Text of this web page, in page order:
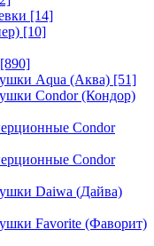
[14]
[10]
[890]
Aqua (Аква) [51]
Condor (Кондор)
Condor
Condor
Daiwa (Дайва)
Favorite (Фаворит)